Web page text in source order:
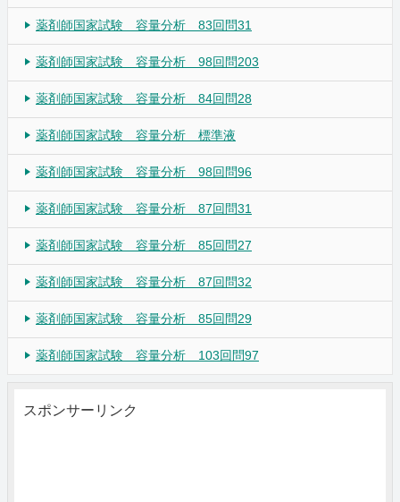
薬剤師国家試験 容量分析 83回問31
薬剤師国家試験 容量分析 98回問203
薬剤師国家試験 容量分析 84回問28
薬剤師国家試験 容量分析 標準液
薬剤師国家試験 容量分析 98回問96
薬剤師国家試験 容量分析 87回問31
薬剤師国家試験 容量分析 85回問27
薬剤師国家試験 容量分析 87回問32
薬剤師国家試験 容量分析 85回問29
薬剤師国家試験 容量分析 103回問97
スポンサーリンク